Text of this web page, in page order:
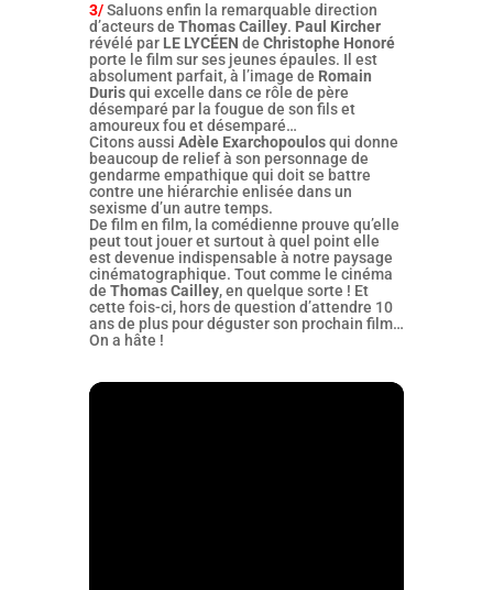
3/Saluons enfin la remarquable direction
d’acteurs de Thomas Cailley. Paul Kircher
révélé par LE LYCÉEN de Christophe Honoré
porte le film sur ses jeunes épaules. Il est
absolument parfait, à l’image de Romain
Durisqui excelle dans ce rôle de père
désemparé par la fougue de son fils et
amoureux fou et désemparé…
Citons aussi Adèle Exarchopoulosqui donne
beaucoup de relief à son personnage de
gendarme empathique qui doit se battre
contre une hiérarchie enlisée dans un
sexisme d’un autre temps.
De film en film, la comédienne prouve qu’elle
peut tout jouer et surtout à quel point elle
est devenue indispensable à notre paysage
cinématographique. Tout comme le cinéma
de Thomas Cailley, en quelque sorte ! Et
cette fois-ci, hors de question d’attendre 10
ans de plus pour déguster son prochain film…
On a hâte !